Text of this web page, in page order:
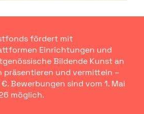
fördert mit
Einrichtungen und
Bildende Kunst an
präsentieren und vermitteln –
Bewerbungen sind vom 1. Mai
möglich.